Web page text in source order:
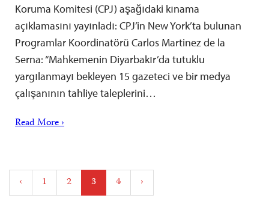
Koruma Komitesi (CPJ) aşağıdaki kınama
açıklamasını yayınladı: CPJ’in New York’ta bulunan
Programlar Koordinatörü Carlos Martinez de la
Serna: “Mahkemenin Diyarbakır’da tutuklu
yargılanmayı bekleyen 15 gazeteci ve bir medya
çalışanının tahliye taleplerini…
Read More ›
Posts
‹ 1 2 3 4 ›